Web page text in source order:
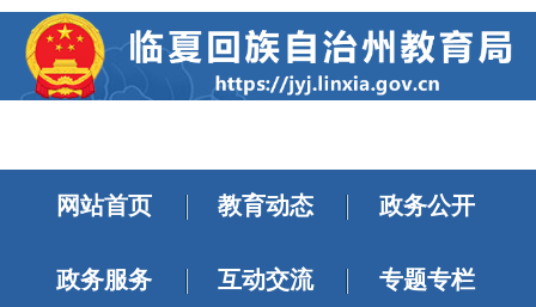
网站首页 教育动态 政务公开
政务服务 互动交流 专题专栏